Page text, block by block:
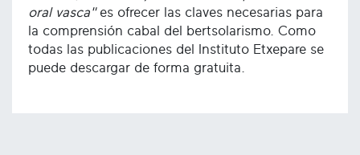
oral vasca"es ofrecer las claves necesarias para
la comprensión cabal del bertsolarismo. Como
todas las publicaciones del Instituto Etxepare se
puede descargar de forma gratuita.